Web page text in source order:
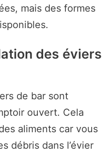
mais des formes
des éviers
de bar sont
ouvert. Cela
aliments car vous
débris dans l’évier